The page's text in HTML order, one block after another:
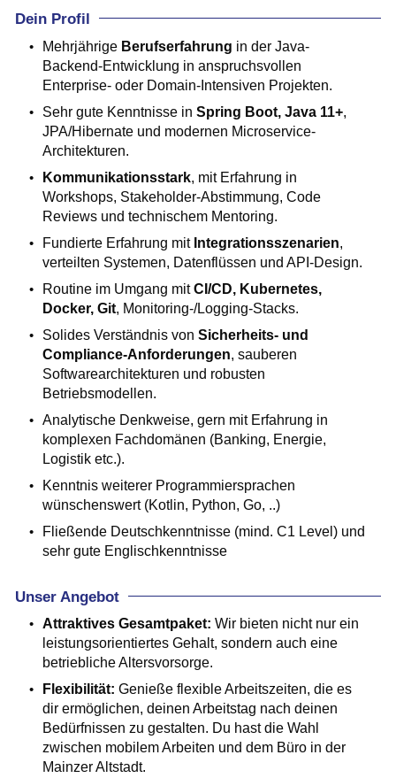
Dein Profil
Mehrjährige Berufserfahrung in der Java-
Backend-Entwicklung in anspruchsvollen
Enterprise- oder Domain-Intensiven Projekten.
Sehr gute Kenntnisse inSpring Boot, Java 11+,
JPA/Hibernate und modernen Microservice-
Architekturen.
Kommunikationsstark, mit Erfahrung in
Workshops, Stakeholder-Abstimmung, Code
Reviews und technischem Mentoring.
Fundierte Erfahrung mit Integrationsszenarien,
verteilten Systemen, Datenflüssen und API-Design.
Routine im Umgang mitCI/CD, Kubernetes,
Docker, Git, Monitoring-/Logging-Stacks.
Solides Verständnis vonSicherheits- und
Compliance-Anforderungen, sauberen
Softwarearchitekturen und robusten
Betriebsmodellen.
Analytische Denkweise, gern mit Erfahrung in
komplexen Fachdomänen (Banking, Energie,
Logistik etc.).
Kenntnis weiterer Programmiersprachen
wünschenswert (Kotlin, Python, Go, ..)
Fließende Deutschkenntnisse (mind. C1 Level) und
sehr gute Englischkenntnisse
Unser Angebot
Attraktives Gesamtpaket: Wir bieten nicht nur ein
leistungsorientiertes Gehalt, sondern auch eine
betriebliche Altersvorsorge.
Flexibilität: Genieße flexible Arbeitszeiten, die es
dir ermöglichen, deinen Arbeitstag nach deinen
Bedürfnissen zu gestalten. Du hast die Wahl
zwischen mobilem Arbeiten und dem Büro in der
Mainzer Altstadt.